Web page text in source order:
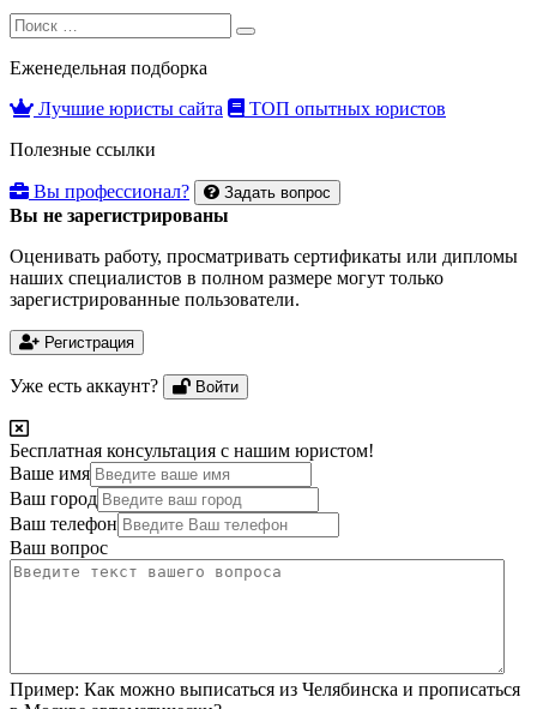
Search
for:
Search
Еженедельная подборка
Лучшие юристы сайта
ТОП опытных юристов
Полезные ссылки
Вы профессионал? Задать вопрос
Вы не зарегистрированы
Оценивать работу, просматривать сертификаты или дипломы
наших специалистов в полном размере могут только
зарегистрированные пользователи.
Регистрация
Уже есть аккаунт? Войти
Бесплатная консультация с нашим юристом!
Ваше имя
Ваш город
Ваш телефон
Ваш вопрос
Пример: Как можно выписаться из Челябинска и прописаться